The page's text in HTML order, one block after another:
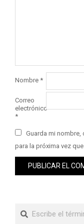
Nombre *
Correo
electrónico
*
Guarda mi
para la próxima vez